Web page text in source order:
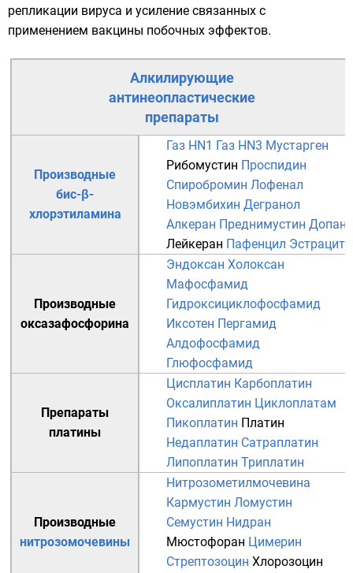
репликации вируса и усиление связанных с
применением вакцины побочных эффектов.
Алкилирующие
антинеопластические
препараты
Производные
бис-β-
хлорэтиламина
Газ HN1 Газ HN3 Мустарген
Рибомустин Проспидин
Спиробромин Лофенал
Новэмбихин Дегранол
Алкеран Преднимустин Допан
Лейкеран Пафенцил Эстрацит
Производные
оксазафосфорина
Эндоксан Холоксан
Мафосфамид
Гидроксициклофосфамид
Иксотен Пергамид
Алдофосфамид
Глюфосфамид
Препараты
платины
Цисплатин Карбоплатин
Оксалиплатин Циклоплатам
Пикоплатин Платин
Недаплатин Сатраплатин
Липоплатин Триплатин
Производные
нитрозомочевины
Нитрозометилмочевина
Кармустин Ломустин
Семустин Нидран
Мюстофоран Цимерин
Стрептозоцин Хлорозоцин